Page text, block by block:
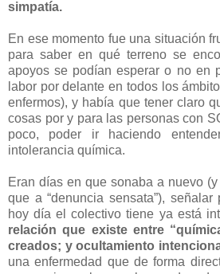
simpatía.
En ese momento fue una situación
para saber en qué terreno se
apoyos se podían esperar o no en
labor por delante en todos los
enfermos), y había que tener claro
cosas por y para las personas con
poco, poder ir haciendo
intolerancia química.
Eran días en que sonaba a nuevo (y
que a “denuncia sensata”),
hoy día el colectivo tiene ya está
relación que existe entre
creados; y ocultamiento
una enfermedad que de forma